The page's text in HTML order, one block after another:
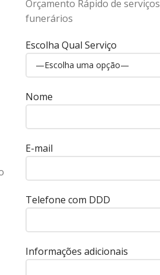
Orçamento Rápido de serviços
funerários
Escolha Qual Serviço
Nome
E-mail
Telefone com DDD
Informações adicionais